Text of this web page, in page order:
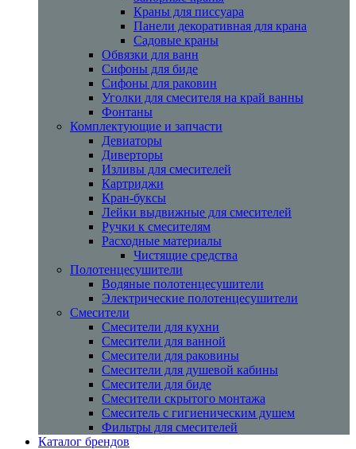
Краны для писсуара
Панели декоративная для крана
Садовые краны
Обвязки для ванн
Сифоны для биде
Сифоны для раковин
Уголки для смесителя на край ванны
Фонтаны
Комплектующие и запчасти
Девиаторы
Диверторы
Изливы для смесителей
Картриджи
Кран-буксы
Лейки выдвижные для смесителей
Ручки к смесителям
Расходные материалы
Чистящие средства
Полотенцесушители
Водяные полотенцесушители
Электрические полотенцесушители
Смесители
Смесители для кухни
Смесители для ванной
Смесители для раковины
Смесители для душевой кабины
Смесители для биде
Смесители скрытого монтажа
Смеситель с гигиеническим душем
Фильтры для смесителей
Каталог брендов